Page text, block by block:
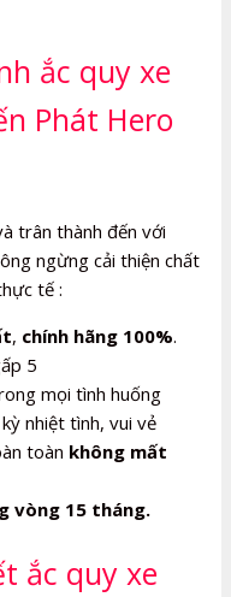
ắc quy xe
Phát Hero
trân thành đến với
ngừng cải thiện chất
tế :
, chính hãng 100%.
5
mọi tình huống
nhiệt tình, vui vẻ
toàn không mất
vòng 15 tháng.
ắc quy xe